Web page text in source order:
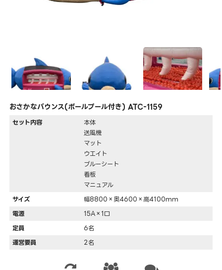
おさかなバウンス(ボールプール付き) ATC-1159
セット内容
本体
送風機
マット
ウエイト
ブルーシート
看板
マニュアル
サイズ 幅8800×奥4600×高4100mm
電源 15A×1口
定員 6名
運営要員 2名